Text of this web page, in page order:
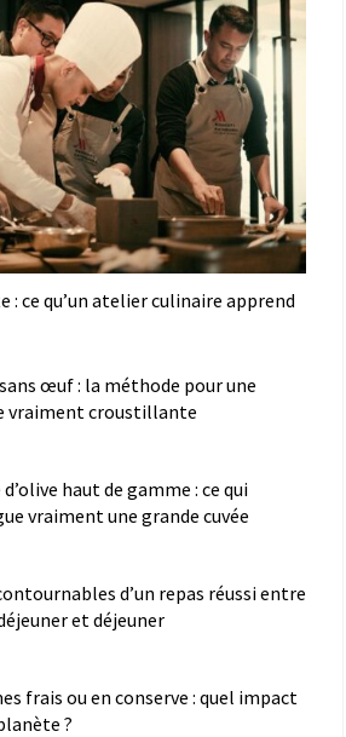
: ce qu’un atelier culinaire apprend
œuf : la méthode pour une
vraiment croustillante
d’olive haut de gamme : ce qui
vraiment une grande cuvée
d’un repas réussi entre
et déjeuner
frais ou en conserve : quel impact
?